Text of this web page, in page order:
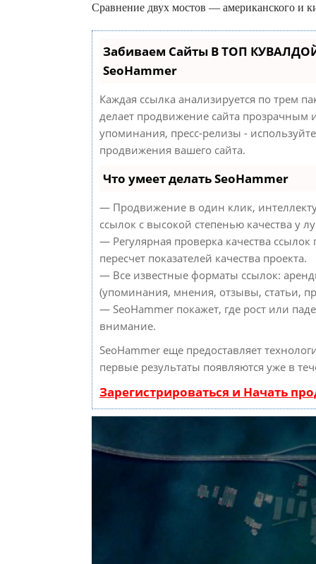
Сравнение двух мостов — американского и
Забиваем Сайты В ТОП
SeoHammer
Каждая ссылка анализируется по трем
делает продвижение сайта прозрачным
упоминания, пресс-релизы -
продвижения вашего сайта.
Что умеет делать SeoHammer
— Продвижение в один клик,
ссылок с высокой степенью качества у
— Регулярная проверка качества
пересчет показателей качества проекта.
— Все известные форматы ссылок:
(упоминания, мнения, отзывы, статьи,
— SeoHammer покажет, где рост или
внимание.
SeoHammer еще предоставляет
первые результаты появляются уже в
Зарегистрироваться и Начать